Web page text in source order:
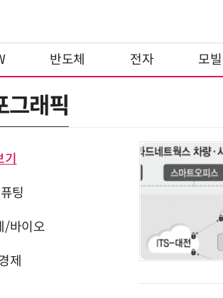
반도체 전자 모
그래픽
팅
/바이오
제